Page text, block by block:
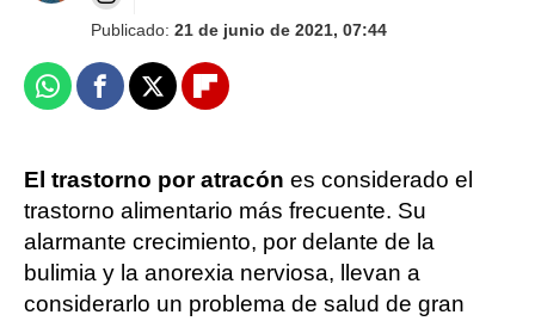
Publicado: 21 de junio de 2021, 07:44
WhatsappFacebook
X Flipboard
El trastorno por atracón es considerado el
trastorno alimentario más frecuente. Su
alarmante crecimiento, por delante de la
bulimia y la anorexia nerviosa, llevan a
considerarlo un problema de salud de gran